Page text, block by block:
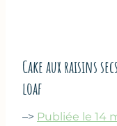
Cake aux raisins
loaf
–> Publiée le 14